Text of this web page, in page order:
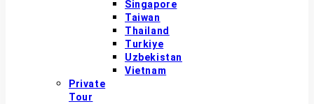
Singapore
Taiwan
Thailand
Turkiye
Uzbekistan
Vietnam
Private
Tour